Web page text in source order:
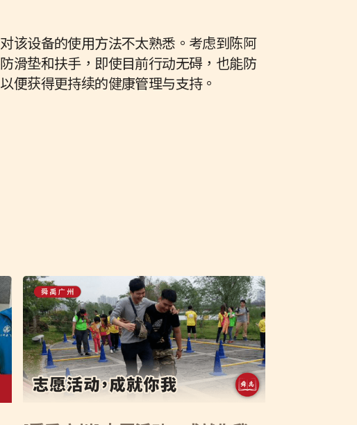
该设备的使用方法不太熟悉。考虑到陈阿
滑垫和扶手，即使目前行动无碍，也能防
便获得更持续的健康管理与支持。